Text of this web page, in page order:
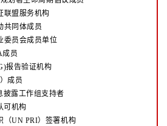
联盟服务机构
共同体成员
委员会成员单位
成员
报告验证机构
成员
披露工作组支持者
可机构
（UN PRI）签署机构